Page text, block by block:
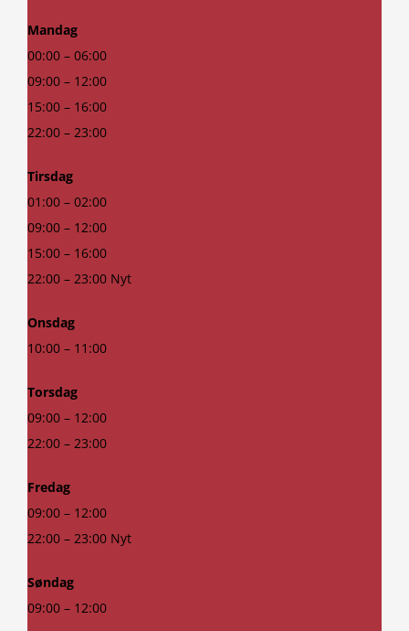
Mandag
00:00 – 06:00
09:00 – 12:00
15:00 – 16:00
22:00 – 23:00
Tirsdag
01:00 – 02:00
09:00 – 12:00
15:00 – 16:00
22:00 – 23:00 Nyt
Onsdag
10:00 – 11:00
Torsdag
09:00 – 12:00
22:00 – 23:00
Fredag
09:00 – 12:00
22:00 – 23:00 Nyt
Søndag
09:00 – 12:00